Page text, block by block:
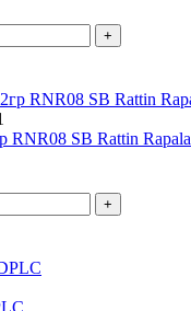
+
RNR08 SB Rattin Rapala
+